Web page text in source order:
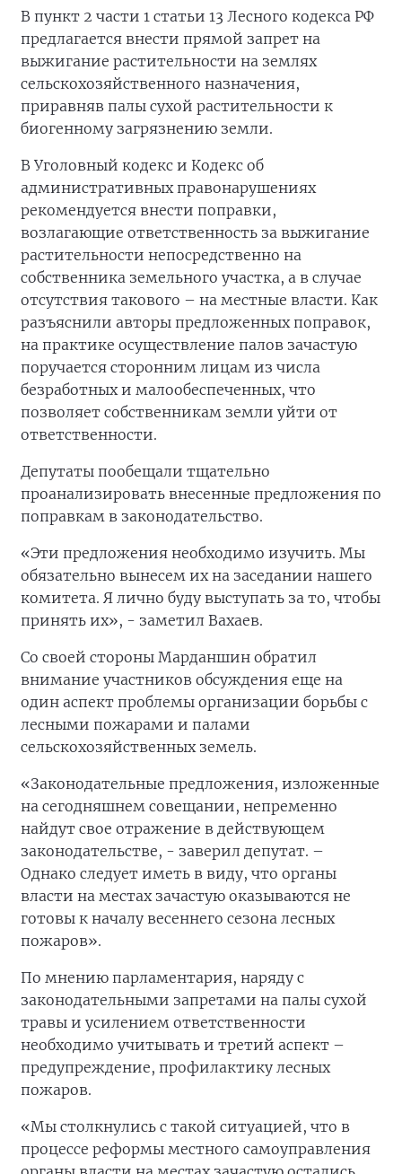
В пункт 2 части 1 статьи 13 Лесного кодекса РФ
предлагается внести прямой запрет на
выжигание растительности на землях
сельскохозяйственного назначения,
приравняв палы сухой растительности к
биогенному загрязнению земли.
В Уголовный кодекс и Кодекс об
административных правонарушениях
рекомендуется внести поправки,
возлагающие ответственность за выжигание
растительности непосредственно на
собственника земельного участка, а в случае
отсутствия такового – на местные власти. Как
разъяснили авторы предложенных поправок,
на практике осуществление палов зачастую
поручается сторонним лицам из числа
безработных и малообеспеченных, что
позволяет собственникам земли уйти от
ответственности.
Депутаты пообещали тщательно
проанализировать внесенные предложения по
поправкам в законодательство.
«Эти предложения необходимо изучить. Мы
обязательно вынесем их на заседании нашего
комитета. Я лично буду выступать за то, чтобы
принять их», - заметил Вахаев.
Со своей стороны Марданшин обратил
внимание участников обсуждения еще на
один аспект проблемы организации борьбы с
лесными пожарами и палами
сельскохозяйственных земель.
«Законодательные предложения, изложенные
на сегодняшнем совещании, непременно
найдут свое отражение в действующем
законодательстве, - заверил депутат. –
Однако следует иметь в виду, что органы
власти на местах зачастую оказываются не
готовы к началу весеннего сезона лесных
пожаров».
По мнению парламентария, наряду с
законодательными запретами на палы сухой
травы и усилением ответственности
необходимо учитывать и третий аспект –
предупреждение, профилактику лесных
пожаров.
«Мы столкнулись с такой ситуацией, что в
процессе реформы местного самоуправления